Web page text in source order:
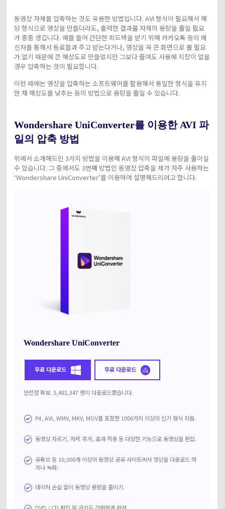
동영상 자체를 압축하는 것도 유용한 방법입니다. AVI 형식이 필요해서 해
당 형식으로 영상을 만들더라도, 출력한 결과물 자체의 용량을 줄일 필요
가 종종 생깁니다. 예를 들어 간단한 피드백을 받기 위해 카카오톡 등의 메
신저를 통해서 동료들과 주고 받는다거나, 영상을 꼭 큰 화면으로 볼 필요
가 없기 때문에 큰 해상도로 만들었지만 그보다 줄여도 사용에 지장이 없을
경우 압축하는 것이 필요합니다.
이런 때에는 영상을 압축하는 소프트웨어를 활용해서 동일한 형식을 유지
한 채 해상도를 낮추는 등의 방법으로 용량을 줄일 수 있습니다.
Wondershare UniConverter를 이용한 AVI 파
일의 압축 방법
위에서 소개해드린 3가지 방법을 이용해 AVI 형식의 파일에 용량을 줄이실
수 있습니다. 그 중에서도 3번째 방법인 동영상 압축을 제가 자주 사용하는
‘Wondershare UniConverter’를 이용하여 설명해드리려고 합니다.
Wondershare UniConverter
무료 다운로드 무료 다운로드
안전정 확보. 5,481,347 명이 다운로드했습니다.
P4, AVI, WMV, MKV, MOV를 포함한 1000가지 이상의 인기 형식 지원.
동영상 자르기, 자막 추가, 효과 적용 등 다양한 기능으로 동영상을 편집.
유튜브 등 10,000개 이상의 동영상 공유 사이트에서 영상을 다운로드 하
거나 녹화.
데이처 손실 없이 동영상 용량을 줄이기.